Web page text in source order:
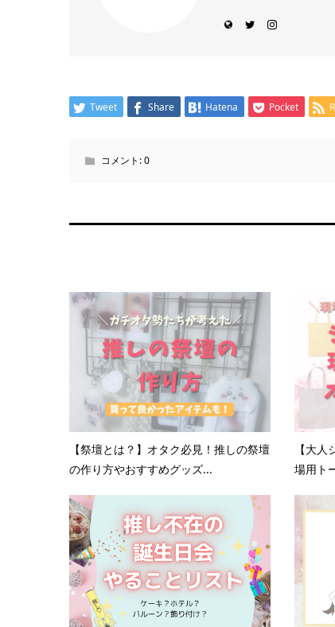
Tweet Share Hatena Pocket
コメント:0
【祭壇とは？】オタク必見！推しの祭壇
の作り方やおすすめグッズ...
【大
場用ト